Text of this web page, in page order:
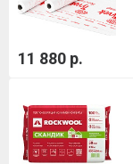
11 880 р.